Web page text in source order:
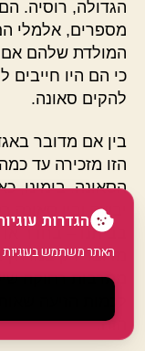
הגדולה, רוסיה.
מספרים, אלמלי
המולדת שלהם אם
כי הם היו
להקים סאונה.
בין אם מדובר
הזו מזכירה עד
הסאונה. בימינו,
יבשה ובין סאונה
בביתנו – בחדר
מדובר רק
מתרבות רחוקה
לכמות הזיעה
הזה.
הגדרות
האתר משתמש בעוגיות